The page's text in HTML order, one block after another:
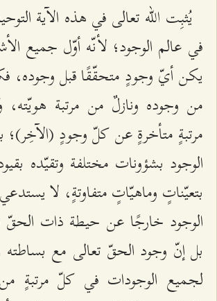
يُثبِت الله تعالى في هذه الآية
في عالم الوجود؛ لأنّه أوّل جميع
يكن أيّ وجودٍ متحقّقًا قبل وجوده،
من وجوده‌ ونازلٌ من مرتبة
مرتبةٍ متأخرةٍ عن كلّ وجودٍ
الوجود بشؤونات مختلفة وتقيّده
بتعيّناتٍ وماهيّاتٍ متفاوتةٍ، لا
الوجود خارجًا عن حيطة ذات الحقّ
بل إنّ وجود الحقّ تعالى مع بساطته
لجميع الوجودات في كلّ مرتبةٍ من